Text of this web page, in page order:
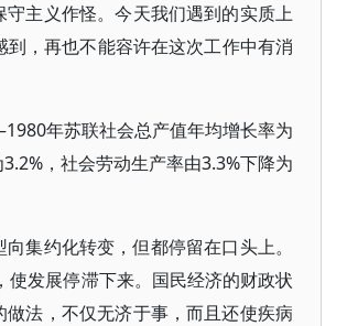
主义作怪。今天我们遇到的实质上
，再也不能容许在这次工作中有消
年苏联社会总产值年均增长率为
，社会劳动生产率由3.3%下降为
集约化转变，但都停留在口头上。
使发展停滞下来。国民经济的财政状
法，不仅无济于事，而且还使疾病